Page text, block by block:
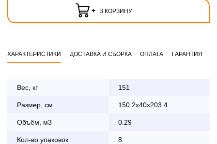
+ В КОРЗИНУ
ХАРАКТЕРИСТИКИ ДОСТАВКА И СБОРКА ОПЛАТА ГАРАНТИЯ
Вес, кг 151
Размер, см 150.2x40x203.4
Объём, м3 0.29
Кол-во упаковок 8
По Москве в пределах МКАД осуществляется в будние